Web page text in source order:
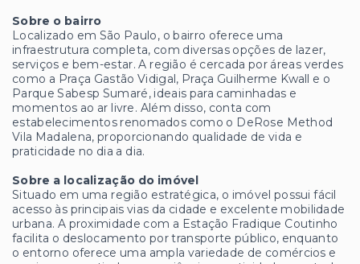
Sobre o bairro
Localizado em São Paulo, o bairro oferece uma
infraestrutura completa, com diversas opções de lazer,
serviços e bem-estar. A região é cercada por áreas verdes
como a Praça Gastão Vidigal, Praça Guilherme Kwall e o
Parque Sabesp Sumaré, ideais para caminhadas e
momentos ao ar livre. Além disso, conta com
estabelecimentos renomados como o DeRose Method
Vila Madalena, proporcionando qualidade de vida e
praticidade no dia a dia.
Sobre a localização do imóvel
Situado em uma região estratégica, o imóvel possui fácil
acesso às principais vias da cidade e excelente mobilidade
urbana. A proximidade com a Estação Fradique Coutinho
facilita o deslocamento por transporte público, enquanto
o entorno oferece uma ampla variedade de comércios e